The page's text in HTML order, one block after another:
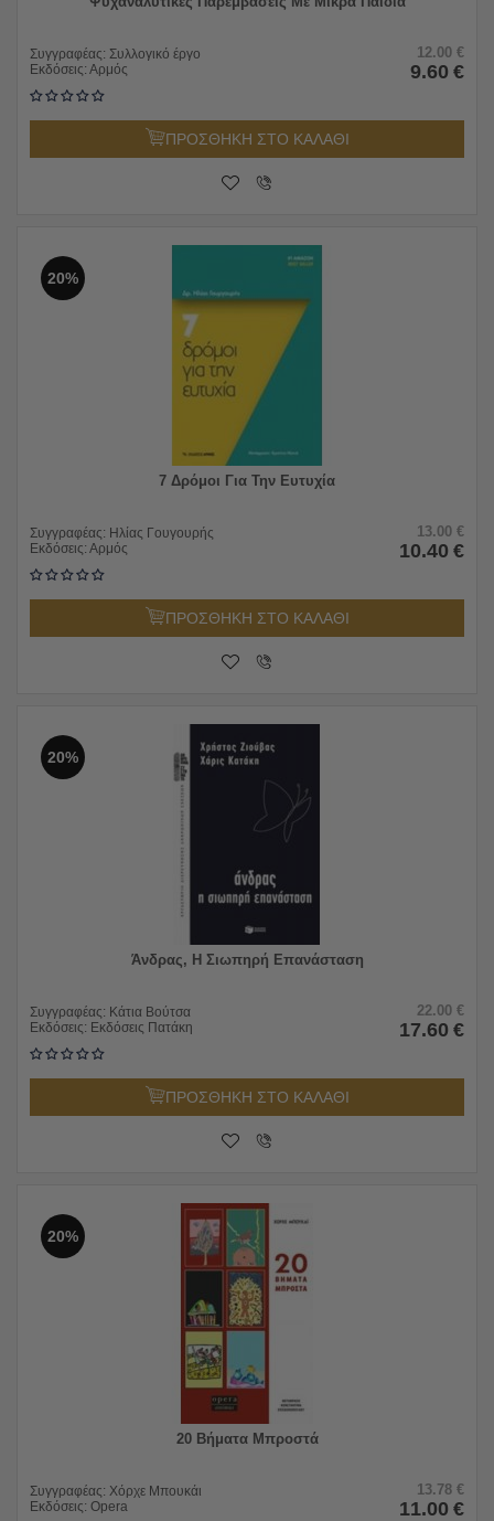
Συγγραφέας: Συλλογικό έργο
Εκδόσεις: Αρμός
12.00 €
9.60 €
ΠΡΟΣΘΗΚΗ ΣΤΟ ΚΑΛΑΘΙ
20%
7 Δρόμοι Για Την Ευτυχία
Συγγραφέας: Ηλίας Γουγουρής
Εκδόσεις: Αρμός
13.00 €
10.40 €
ΠΡΟΣΘΗΚΗ ΣΤΟ ΚΑΛΑΘΙ
20%
Άνδρας, Η Σιωπηρή Επανάσταση
Συγγραφέας: Κάτια Βούτσα
Εκδόσεις: Εκδόσεις Πατάκη
22.00 €
17.60 €
ΠΡΟΣΘΗΚΗ ΣΤΟ ΚΑΛΑΘΙ
20%
20 Βήματα Μπροστά
Συγγραφέας: Χόρχε Μπουκάι
Εκδόσεις: Opera
13.78 €
11.00 €